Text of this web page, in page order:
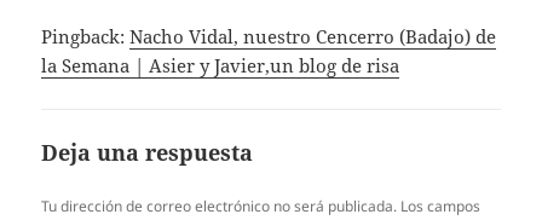
Pingback:Nacho Vidal, nuestro Cencerro (Badajo) de
la Semana | Asier y Javier,un blog de risa
Deja una respuesta
Tu dirección de correo electrónico no será publicada. Los campos